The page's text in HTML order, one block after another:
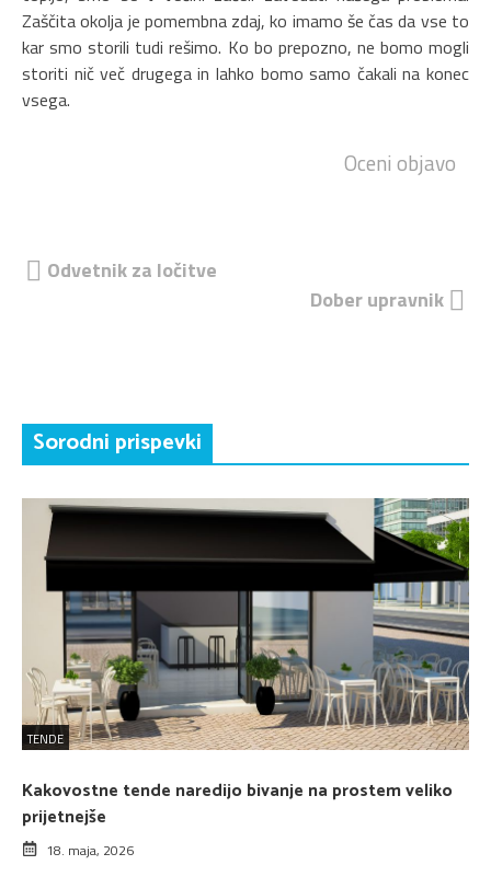
Zaščita okolja je pomembna zdaj, ko imamo še čas da vse to
kar smo storili tudi rešimo. Ko bo prepozno, ne bomo mogli
storiti nič več drugega in lahko bomo samo čakali na konec
vsega.
Oceni objavo
Navigacija
Odvetnik za ločitve
Dober upravnik
Sorodni prispevki
TENDE
Kakovostne tende naredijo bivanje na prostem veliko
prijetnejše
18. maja, 2026